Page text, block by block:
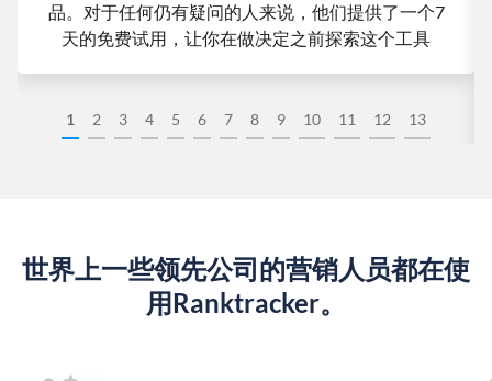
1 2 3 4 5 6 7 8 9 10 11 12 13
品。对于任何仍有疑问的人来说，他们提供了一个7
天的免费试用，让你在做决定之前探索这个工具
世界上一些领先公司的营销人员都在使
用Ranktracker。